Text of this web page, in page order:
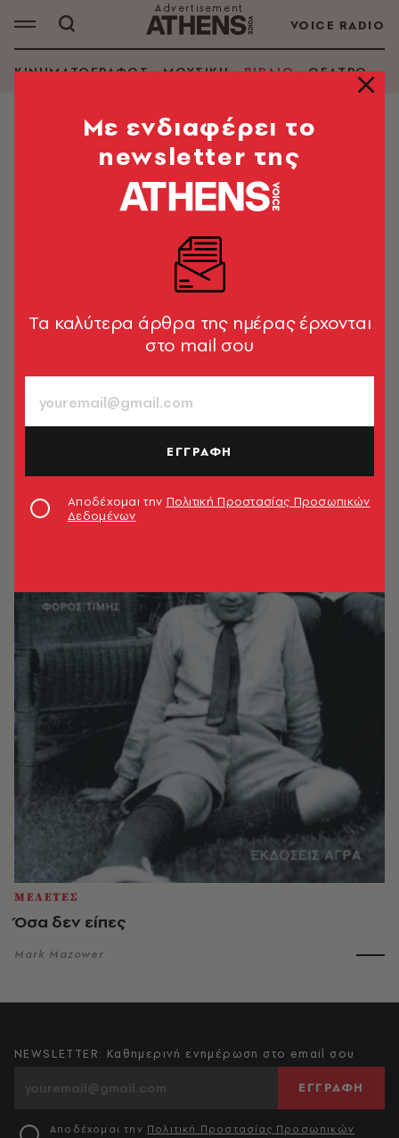
VOICE RADIO
ΚΙΝΗΜΑΤΟΓΡΑΦΟΣ ΜΟΥΣΙΚΗ ΒΙΒΛΙΟ ΘΕΑΤΡΟ -
MARK MAZOWER
ΑΝΑΖΗΤΗΣΗ ΒΙΒΛΙΟΥ
ΜΕΛΕΤΕΣ
Όσα δεν είπες
Mark Mazower
NEWSLETTER: Καθημερινή ενημέρωση στο email σου
ΕΓΓΡΑΦΗ
Αποδέχομαι την Πολιτική Προστασίας Προσωπικών
Mε ενδιαφέρει το
newsletter της
Tα καλύτερα άρθρα της ημέρας έρχονται
στο mail σου
ΕΓΓΡΑΦΗ
Αποδέχομαι την Πολιτική Προστασίας Προσωπικών
Δεδομένων